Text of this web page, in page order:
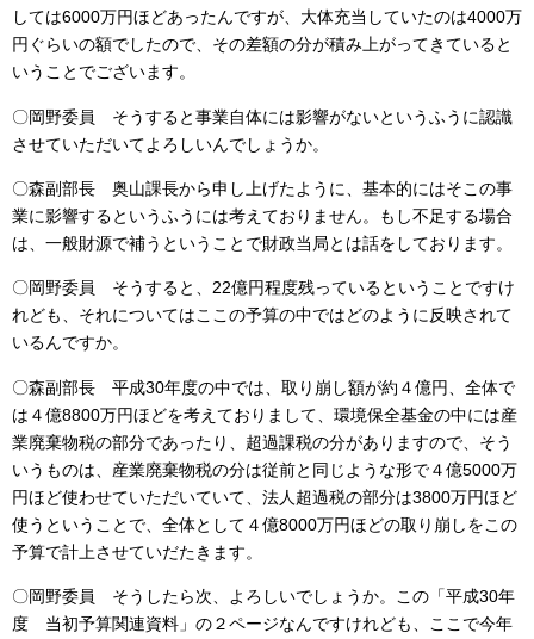
しては6000万円ほどあったんですが、大体充当していたのは4000万
円ぐらいの額でしたので、その差額の分が積み上がってきていると
いうことでございます。
〇岡野委員 そうすると事業自体には影響がないというふうに認識
させていただいてよろしいんでしょうか。
〇森副部長 奥山課長から申し上げたように、基本的にはそこの事
業に影響するというふうには考えておりません。もし不足する場合
は、一般財源で補うということで財政当局とは話をしております。
〇岡野委員 そうすると、22億円程度残っているということですけ
れども、それについてはここの予算の中ではどのように反映されて
いるんですか。
〇森副部長 平成30年度の中では、取り崩し額が約４億円、全体で
は４億8800万円ほどを考えておりまして、環境保全基金の中には産
業廃棄物税の部分であったり、超過課税の分がありますので、そう
いうものは、産業廃棄物税の分は従前と同じような形で４億5000万
円ほど使わせていただいていて、法人超過税の部分は3800万円ほど
使うということで、全体として４億8000万円ほどの取り崩しをこの
予算で計上させていだたきます。
〇岡野委員 そうしたら次、よろしいでしょうか。この「平成30年
度 当初予算関連資料」の２ページなんですけれども、ここで今年